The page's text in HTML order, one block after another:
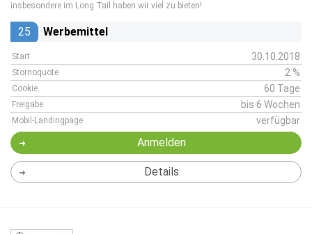
insbesondere im Long Tail haben wir viel zu bieten!
25 Werbemittel
Start 30.10.2018
Stornoquote 2 %
Cookie 60 Tage
Freigabe bis 6 Wochen
Mobil-Landingpage verfügbar
Anmelden
Details